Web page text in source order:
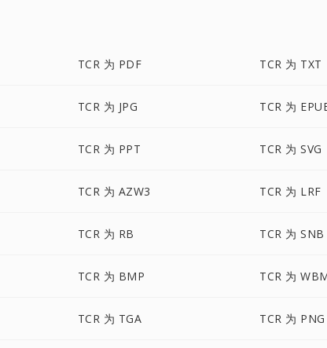
TCR 为 PDF TCR 为 TXT
TCR 为 JPG TCR 为
TCR 为 PPT TCR 为 SVG
TCR 为 AZW3 TCR 为 LRF
TCR 为 RB TCR 为 SNB
TCR 为 BMP TCR 为
TCR 为 TGA TCR 为 PNG